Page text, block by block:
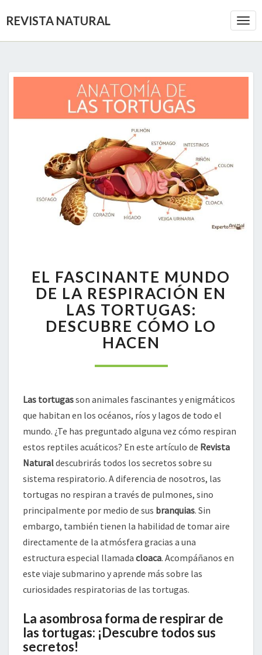
REVISTA NATURAL
FASCINANTE
MUNDO
DE
LA
RESPIRACIÓN
EN
TORTUGAS:
LO
HACEN
EL FASCINANTE MUNDO
DE LA RESPIRACIÓN EN
LAS TORTUGAS:
DESCUBRE CÓMO LO
HACEN
Las tortugasson animales fascinantes y enigmáticos
que habitan en los océanos, ríos y lagos de todo el
mundo. ¿Te has preguntado alguna vez cómo respiran
estos reptiles acuáticos? En este artículo de Revista
Naturaldescubrirás todos los secretos sobre su
sistema respiratorio. A diferencia de nosotros, las
tortugas no respiran a través de pulmones, sino
principalmente por medio de sus branquias. Sin
embargo, también tienen la habilidad de tomar aire
directamente de la atmósfera gracias a una
estructura especial llamada cloaca. Acompáñanos en
este viaje submarino y aprende más sobre las
curiosidades respiratorias de las tortugas.
La asombrosa forma de respirar de
las tortugas: ¡Descubre todos sus
secretos!